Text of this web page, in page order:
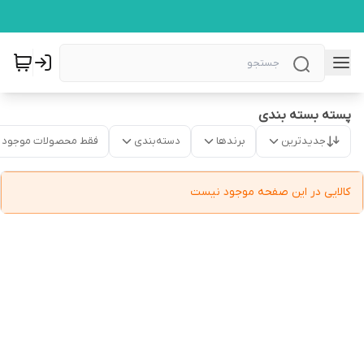
پسته بسته بندی
جدیدترین برندها دسته‌بندی فقط محصولات موجود
کالایی در این صفحه موجود نیست